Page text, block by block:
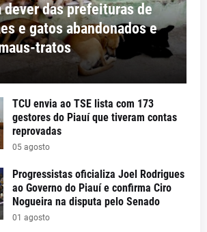
dever das prefeituras de
e gatos abandonados e
tratos
TCU envia ao TSE lista com 173
gestores do Piauí que tiveram contas
reprovadas
05 agosto
Progressistas oficializa Joel Rodrigues
ao Governo do Piauí e confirma Ciro
Nogueira na disputa pelo Senado
01 agosto